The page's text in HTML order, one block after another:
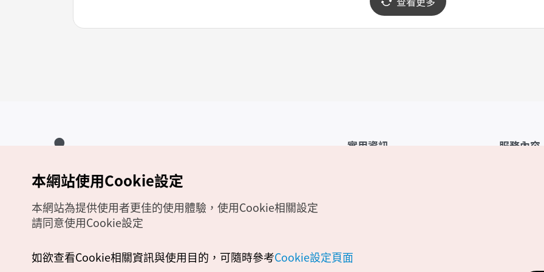
實用資訊 服務內容
位置資訊
Copyrights (c) 韓國觀光公社版權所有
如有相關疑問或建議，歡迎來信至官方信箱
本網站使用Cookie設定
本網站為提供使用者更佳的使用體驗，使用Cookie相關設定
請同意使用Cookie設定
如欲查看Cookie相關資訊與使用目的，可隨時參考Cookie設定頁面